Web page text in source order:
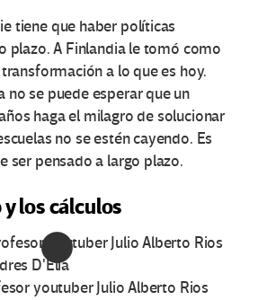
tiene que haber políticas
plazo. A Finlandia le tomó como
a lo que es hoy.
no se puede esperar que un
haga el milagro de solucionar
no se estén cayendo. Es
ser pensado a largo plazo.
los cálculos
youtuber Julio Alberto Rios